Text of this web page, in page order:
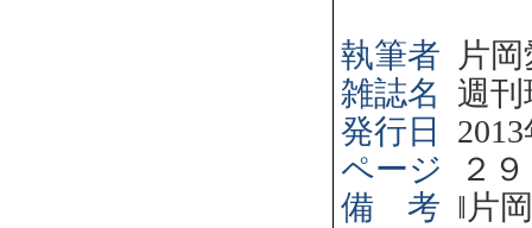
執筆者
片
雑誌名
週刊
発行日
2013
ページ
２
備 考 ‖片